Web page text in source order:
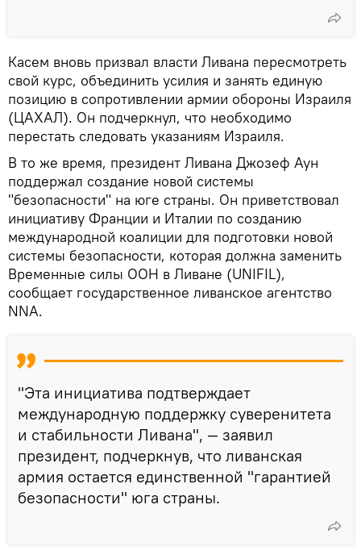
Касем вновь призвал власти Ливана пересмотреть
свой курс, объединить усилия и занять единую
позицию в сопротивлении армии обороны Израиля
(ЦАХАЛ). Он подчеркнул, что необходимо
перестать следовать указаниям Израиля.
В то же время, президент Ливана Джозеф Аун
поддержал создание новой системы
"безопасности" на юге страны. Он приветствовал
инициативу Франции и Италии по созданию
международной коалиции для подготовки новой
системы безопасности, которая должна заменить
Временные силы ООН в Ливане (UNIFIL),
сообщает государственное ливанское агентство
NNA.
"Эта инициатива подтверждает
международную поддержку суверенитета
и стабильности Ливана", — заявил
президент, подчеркнув, что ливанская
армия остается единственной "гарантией
безопасности" юга страны.